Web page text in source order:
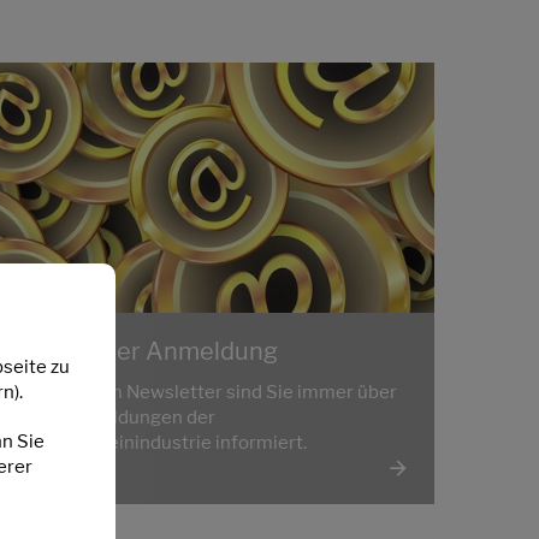
Newsletter Anmeldung
Mit unserem Newsletter sind Sie immer über
aktuelle Meldungen der
Kalksandsteinindustrie informiert.
zu
Sie